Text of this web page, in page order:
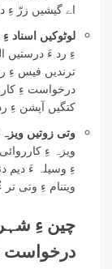
اے گیشیں زرّ ءِ
لوٹوکیں اسناد
ءِ رد ءَ درستیں
ترندیں فیس ءِ
کتگیں آپشن ءِ
وتی زوتیں
ویزہ ءِ
ءِ وسیلہ ءَ دیم
ویتنام ءِ وتی
چین ءِ
درخواست